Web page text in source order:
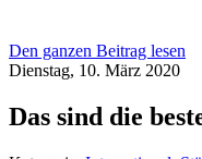
Den ganzen Beitrag lesen
Dienstag, 10. März 2020
Das sind die